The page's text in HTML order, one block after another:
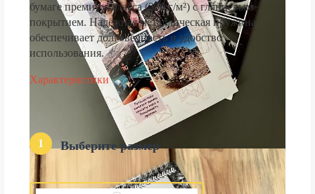
бумаге премиум-класса (250 г/м²) с глянцевым
покрытием. Надёжная металлическая пружина
обеспечивает долговечность и удобство
использования.
Характеристики
1 Выберите размер